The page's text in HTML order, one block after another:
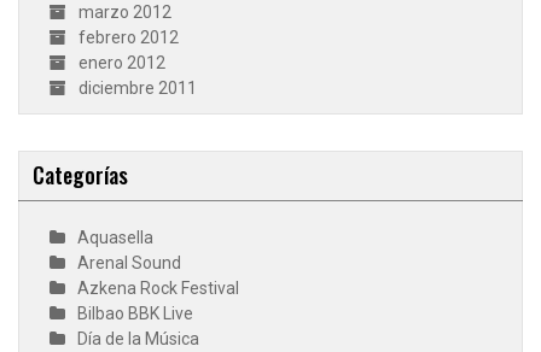
marzo 2012
febrero 2012
enero 2012
diciembre 2011
Categorías
Aquasella
Arenal Sound
Azkena Rock Festival
Bilbao BBK Live
Día de la Música